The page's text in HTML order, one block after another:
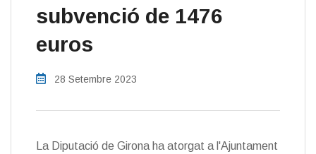
subvenció de 1476
euros
28 Setembre 2023
La Diputació de Girona ha atorgat a l'Ajuntament